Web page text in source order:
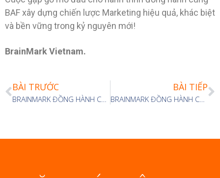
BAF xây dựng chiến lược Marketing hiệu quả, khác biệt
và bền vững trong kỷ nguyên mới!
BrainMark Vietnam.
BÀI TRƯỚC BÀI TIẾP
BRAINMARK ĐỒNG HÀNH CÙNG CLB DOANH NHÂN SÀI GÒN